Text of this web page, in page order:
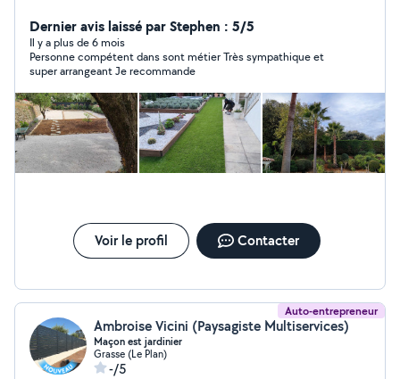
élagage, abattage, entretien.... Agrée au crédit d'impôt.
Nous pouvons convenir d'un rendez-vous et voir
ensemble vos envies (devis gratuit).
Dernier avis laissé par Stephen : 5/5
Il y a plus de 6 mois
Personne compétent dans sont métier Très sympathique et
super arrangeant Je recommande
Voir le profil Contacter
Auto-entrepreneur
Ambroise Vicini (Paysagiste Multiservices)
Maçon est jardinier
Grasse (Le Plan)
-/5